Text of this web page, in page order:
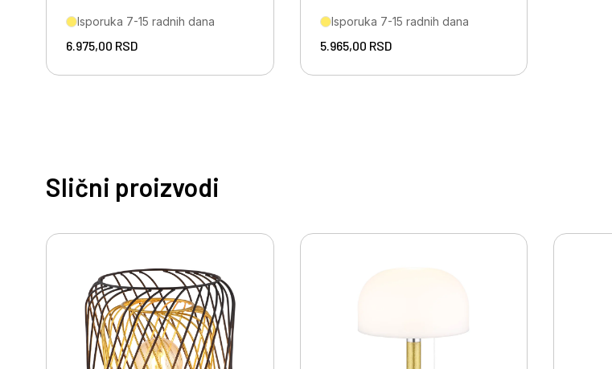
Isporuka 7-15 radnih dana
6.975,00 RSD
Isporuka 7-15 radnih dana
5.965,00 RSD
Slični proizvodi